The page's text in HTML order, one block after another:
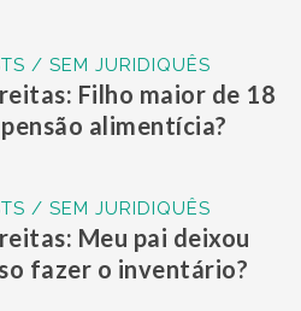
/ SEM JURIDIQUÊS
Filho maior de 18
alimentícia?
/ SEM JURIDIQUÊS
Meu pai deixou
fazer o inventário?